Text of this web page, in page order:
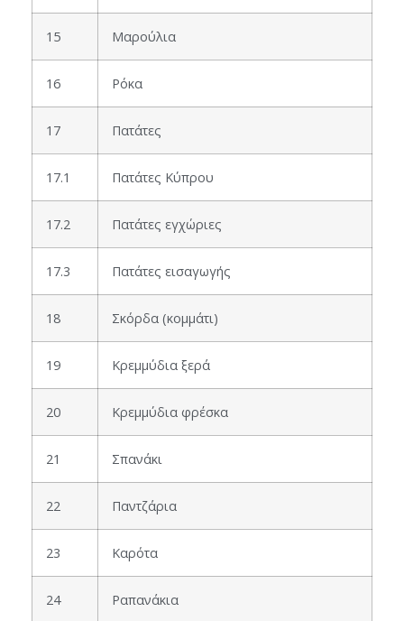
15 Μαρούλια
16 Ρόκα
17 Πατάτες
17.1 Πατάτες Κύπρου
17.2 Πατάτες εγχώριες
17.3 Πατάτες εισαγωγής
18 Σκόρδα (κομμάτι)
19 Κρεμμύδια ξερά
20 Κρεμμύδια φρέσκα
21 Σπανάκι
22 Παντζάρια
23 Καρότα
24 Ραπανάκια